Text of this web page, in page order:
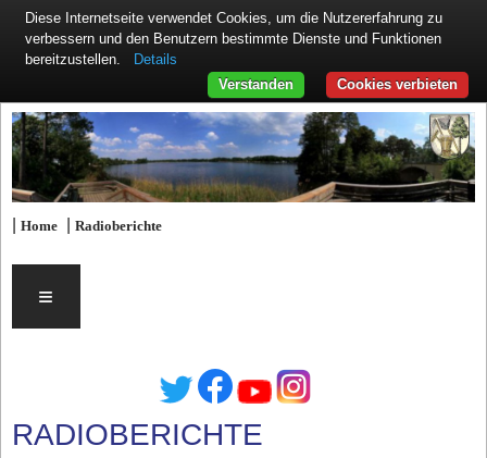
|Home |Radioberichte
≡
RADIOBERICHTE
Diese Internetseite verwendet Cookies, um die Nutzererfahrung zu
verbessern und den Benutzern bestimmte Dienste und Funktionen
bereitzustellen.
Details
Cookies verbieten
Verstanden